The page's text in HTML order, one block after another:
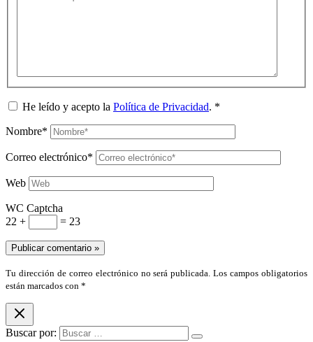
He leído y acepto la Política de Privacidad. *
Nombre*
Correo electrónico*
Web
WC Captcha
22 +
= 23
Tu dirección de correo electrónico no será publicada. Los campos obligatorios
están marcados con *
Buscar por: